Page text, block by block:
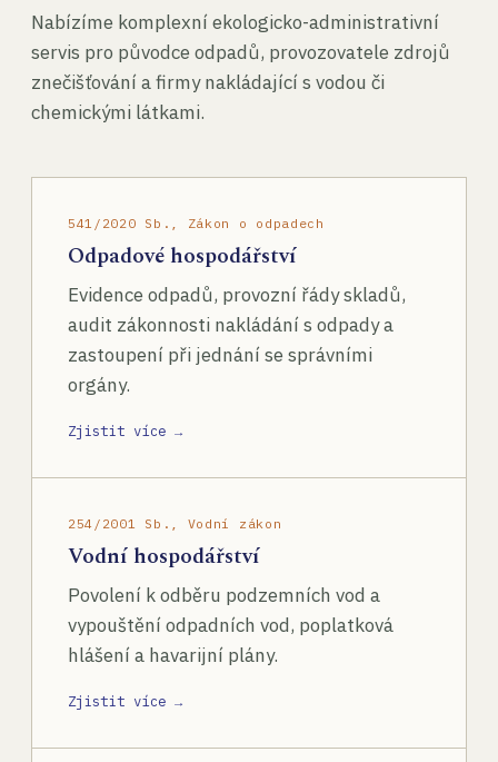
Nabízíme komplexní ekologicko-administrativní
servis pro původce odpadů, provozovatele zdrojů
znečišťování a firmy nakládající s vodou či
chemickými látkami.
541/2020 Sb., Zákon o odpadech
Odpadové hospodářství
Evidence odpadů, provozní řády skladů,
audit zákonnosti nakládání s odpady a
zastoupení při jednání se správními
orgány.
Zjistit více →
254/2001 Sb., Vodní zákon
Vodní hospodářství
Povolení k odběru podzemních vod a
vypouštění odpadních vod, poplatková
hlášení a havarijní plány.
Zjistit více →